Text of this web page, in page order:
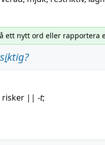
ett nytt ord eller rapportera
iktig?
risker || -t;